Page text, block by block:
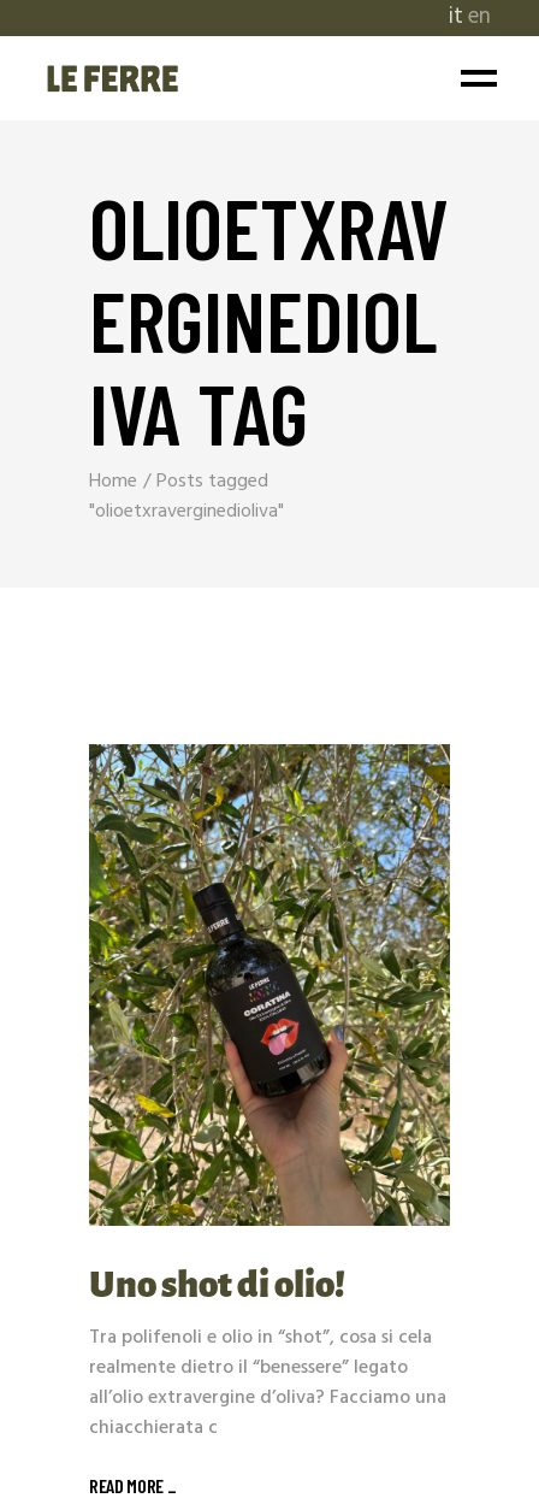
iten
OLIOETXRAV
ERGINEDIOL
IVA TAG
Home
Posts tagged
"olioetxraverginedioliva"
Uno shot di olio!
Tra polifenoli e olio in “shot”, cosa si cela
realmente dietro il “benessere” legato
all’olio extravergine d’oliva? Facciamo una
chiacchierata c
READ MORE _